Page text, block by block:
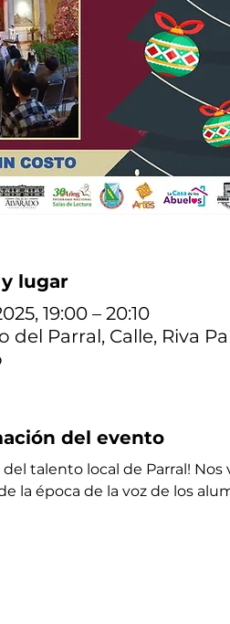
lugar
19:00 – 20:10
del Parral, Calle, Riva
del evento
del talento local de Parral!
la época de la voz de los